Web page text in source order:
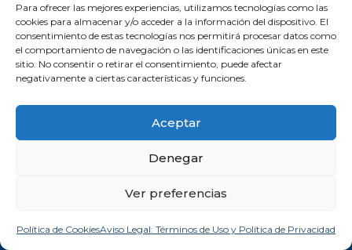
Para ofrecer las mejores experiencias, utilizamos tecnologías como las
cookies para almacenar y/o acceder a la información del dispositivo. El
consentimiento de estas tecnologías nos permitirá procesar datos como
el comportamiento de navegación o las identificaciones únicas en este
sitio. No consentir o retirar el consentimiento, puede afectar
negativamente a ciertas características y funciones.
Aceptar
Denegar
Ver preferencias
Política de CookiesAviso Legal: Términos de Uso y Política de Privacidad
info@milagrosruizbarroeta.com
España
Marketing y ventas
Ruiz
Te cuento más 🙋🏻‍♀️
Recursos de estrategia
empresarial